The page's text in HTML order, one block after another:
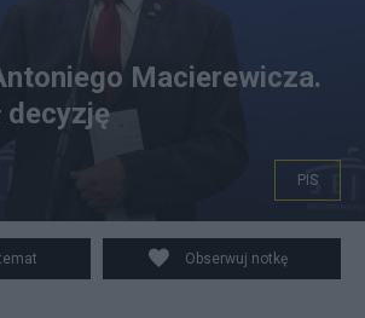
Macierewicza.
decyzję
PIS
Obserwuj notkę